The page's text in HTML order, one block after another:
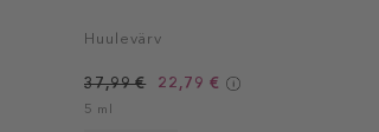
Huulevärv
37,99 € 22,79 €
5 ml